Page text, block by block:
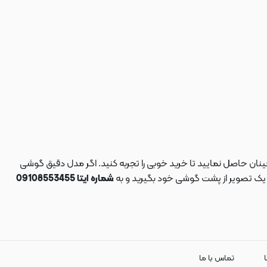
حاصل نمایید تا خرید خوبی را تجربه کنید. اگر مدل دقیق گوشی
یک تصویر از پشت گوشی خود بگیرید و به شماره ایتا 09108553455
تماس با ما